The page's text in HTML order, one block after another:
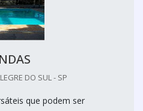
DO SUL - SP
que podem ser